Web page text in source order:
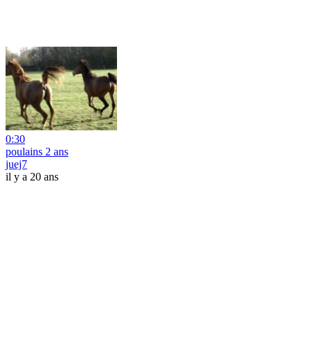
0:30
poulains 2 ans
juej7
il y a 20 ans